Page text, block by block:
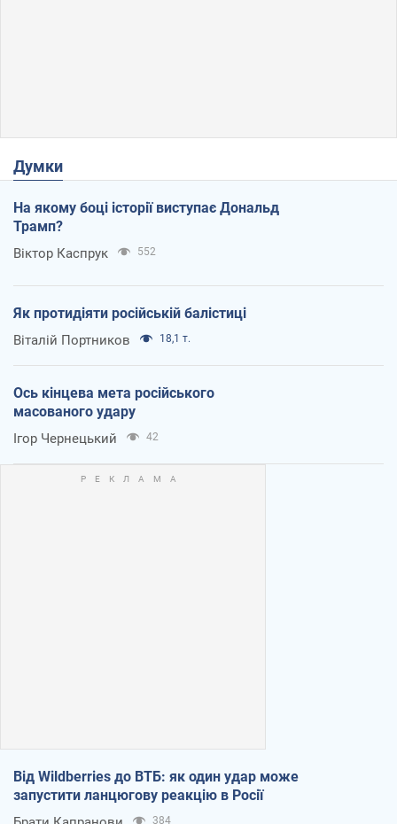
Думки
На якому боці історії виступає Дональд
Трамп?
Віктор Каспрук 552
Як протидіяти російській балістиці
Віталій Портников 18,1 т.
Ось кінцева мета російського
масованого удару
Ігор Чернецький 42
Від Wildberries до ВТБ: як один удар може
запустити ланцюгову реакцію в Росії
384